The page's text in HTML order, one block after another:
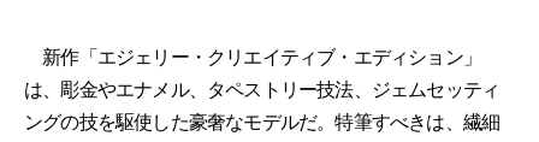
新作「エジェリー・クリエイティブ・エディション」
は、彫金やエナメル、タペストリー技法、ジェムセッティ
ングの技を駆使した豪奢なモデルだ。特筆すべきは、繊細